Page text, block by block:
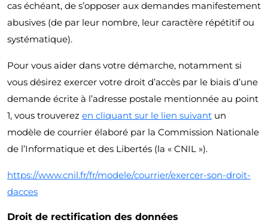
cas échéant, de s’opposer aux demandes manifestement
abusives (de par leur nombre, leur caractère répétitif ou
systématique).
Pour vous aider dans votre démarche, notamment si
vous désirez exercer votre droit d’accès par le biais d’une
demande écrite à l’adresse postale mentionnée au point
1, vous trouverez en cliquant sur le lien suivant un
modèle de courrier élaboré par la Commission Nationale
de l’Informatique et des Libertés (la « CNIL »).
https://www.cnil.fr/fr/modele/courrier/exercer-son-droit-
dacces
Droit de rectification des données